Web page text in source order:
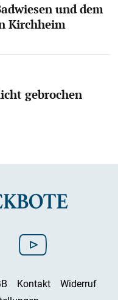
und dem
Kirchheim
gebrochen
Kontakt
Widerruf